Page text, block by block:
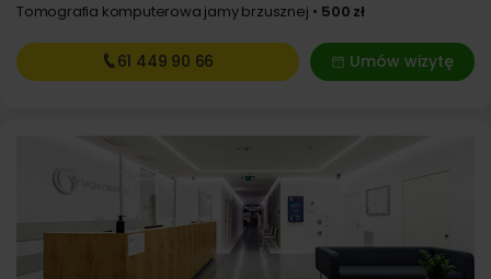
Tomografia komputerowa jamy brzusznej
500 zł
Umów wizytę
61 449 90 66